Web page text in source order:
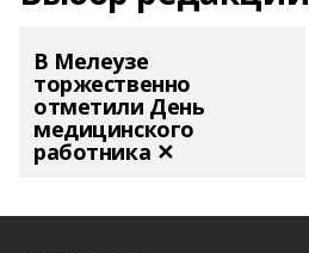
В Мелеузе
торжественно
отметили День
медицинского
работника ✕